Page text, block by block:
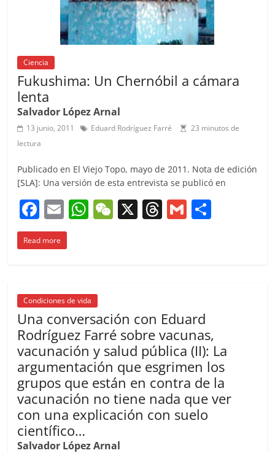
Ciencia
Fukushima: Un Chernóbil a cámara
lenta
Salvador López Arnal
13 junio, 2011 Eduard Rodríguez Farré
23 minutos de
lectura
Publicado en El Viejo Topo, mayo de 2011. Nota de edición
[SLA]: Una versión de esta entrevista se publicó en
F
a
c
b
o
o
k
E
m
ai
W
h
A
p
p
W
e
X T
h
G
m
Read more
Condiciones de vida
Una conversación con Eduard
Rodríguez Farré sobre vacunas,
vacunación y salud pública (II): La
argumentación que esgrimen los
grupos que están en contra de la
vacunación no tiene nada que ver
con una explicación con suelo
científico…
Salvador López Arnal